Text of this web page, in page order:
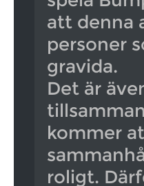
att denna
personer
gravida.
Det är
kommer
roligt.